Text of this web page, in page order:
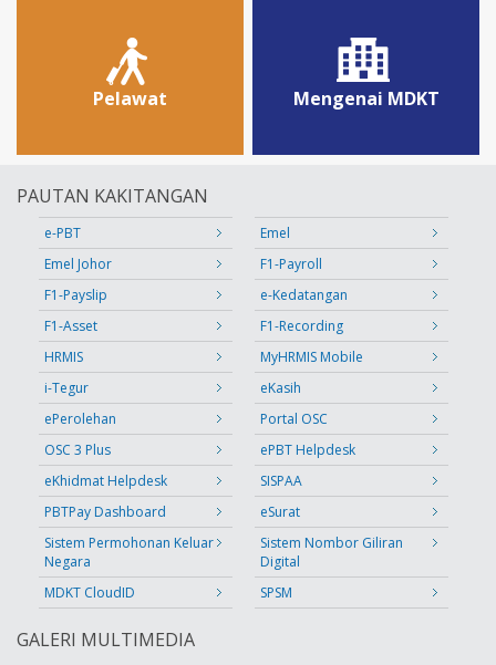
Pelawat Mengenai MDKT
PAUTAN KAKITANGAN
e-PBT
Emel
Emel Johor
F1-Payroll
F1-Payslip
e-Kedatangan
F1-Asset
F1-Recording
HRMIS
MyHRMIS Mobile
i-Tegur
eKasih
ePerolehan
Portal OSC
OSC 3 Plus
ePBT Helpdesk
eKhidmat Helpdesk
SISPAA
PBTPay Dashboard
eSurat
Sistem Permohonan Keluar
Negara
Sistem Nombor Giliran
Digital
MDKT CloudID
SPSM
GALERI MULTIMEDIA